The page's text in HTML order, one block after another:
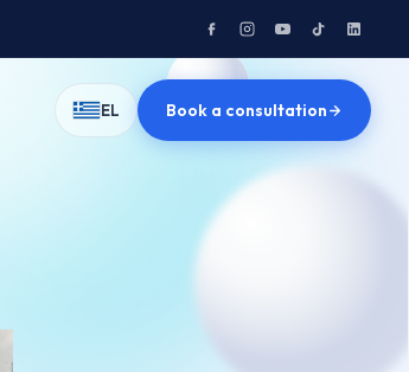
EL Book a consultation